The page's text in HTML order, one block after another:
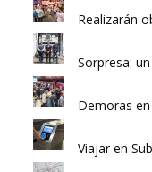
Realizarán
Sorpresa:
Demoras
Viajar en